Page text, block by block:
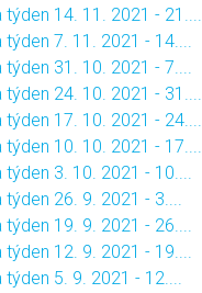
týden 14. 11. 2021 - 21....
týden 7. 11. 2021 - 14....
týden 31. 10. 2021 - 7....
týden 24. 10. 2021 - 31....
týden 17. 10. 2021 - 24....
týden 10. 10. 2021 - 17....
týden 3. 10. 2021 - 10....
týden 26. 9. 2021 - 3....
týden 19. 9. 2021 - 26....
týden 12. 9. 2021 - 19....
týden 5. 9. 2021 - 12....